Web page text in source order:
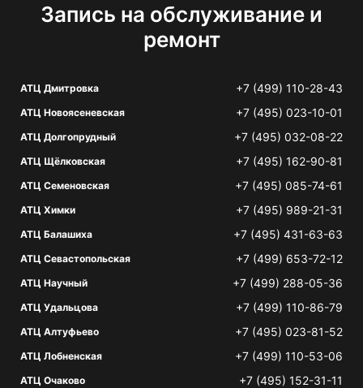
Запись на обслуживание и
ремонт
АТЦ Дмитровка +7 (499) 110-28-43
АТЦ Новоясеневская +7 (495) 023-10-01
АТЦ Долгопрудный +7 (495) 032-08-22
АТЦ Щёлковская +7 (495) 162-90-81
АТЦ Семеновская +7 (495) 085-74-61
АТЦ Химки +7 (495) 989-21-31
АТЦ Балашиха +7 (495) 431-63-63
АТЦ Севастопольская +7 (499) 653-72-12
АТЦ Научный +7 (499) 288-05-36
АТЦ Удальцова +7 (499) 110-86-79
АТЦ Алтуфьево +7 (495) 023-81-52
АТЦ Лобненская +7 (499) 110-53-06
АТЦ Очаково +7 (495) 152-31-11